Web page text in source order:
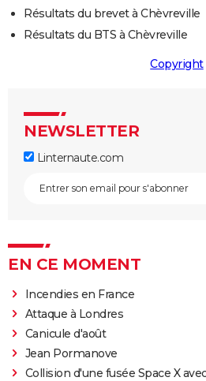
Résultats du brevet à Chèvreville
Résultats du BTS à Chèvreville
Copyright
NEWSLETTER
Linternaute.com
EN CE MOMENT
Incendies en France
Attaque à Londres
Canicule d'août
Jean Pormanove
Collision d'une fusée Space X